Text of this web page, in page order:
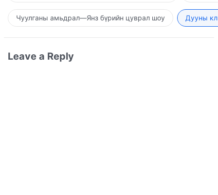
Чуулганы амьдрал—Янз бүрийн цуврал шоу Дууны
Leave a Reply